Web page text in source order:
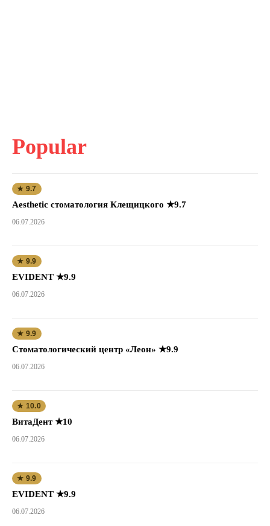
Popular
★ 9.7
Aesthetic стоматология Клещицкого ★9.7
06.07.2026
★ 9.9
EVIDENT ★9.9
06.07.2026
★ 9.9
Стоматологический центр «Леон» ★9.9
06.07.2026
★ 10.0
ВитаДент ★10
06.07.2026
★ 9.9
EVIDENT ★9.9
06.07.2026